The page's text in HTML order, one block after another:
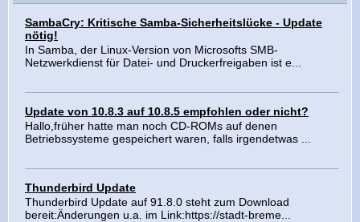
SambaCry: Kritische Samba-Sicherheitslücke - Update
nötig!
In Samba, der Linux-Version von Microsofts SMB-
Netzwerkdienst für Datei- und Druckerfreigaben ist e...
Update von 10.8.3 auf 10.8.5 empfohlen oder nicht?
Hallo,früher hatte man noch CD-ROMs auf denen
Betriebssysteme gespeichert waren, falls irgendetwas ...
Thunderbird Update
Thunderbird Update auf 91.8.0 steht zum Download
bereit:Änderungen u.a. im Link:https://stadt-breme...